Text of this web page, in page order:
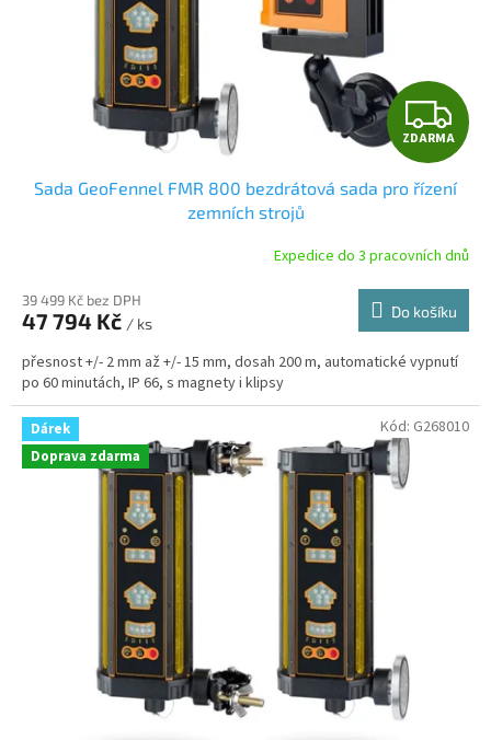
Z
D
A
R
M
A
ZDARMA
Sada GeoFennel FMR 800 bezdrátová sada pro řízení
zemních strojů
Expedice do 3 pracovních dnů
39 499 Kč bez DPH
47 794 Kč / ks
Do košíku
přesnost +/- 2 mm až +/- 15 mm, dosah 200 m, automatické vypnutí
po 60 minutách, IP 66, s magnety i klipsy
Dárek
Doprava zdarma
Kód: G268010